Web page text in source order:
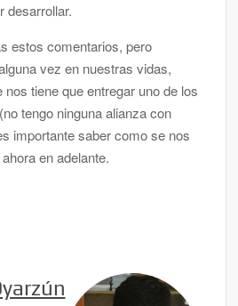
desarrollar.
estos comentarios, pero
vez en nuestras vidas,
tiene que entregar uno de los
tengo ninguna alianza con
importante saber como se nos
en adelante.